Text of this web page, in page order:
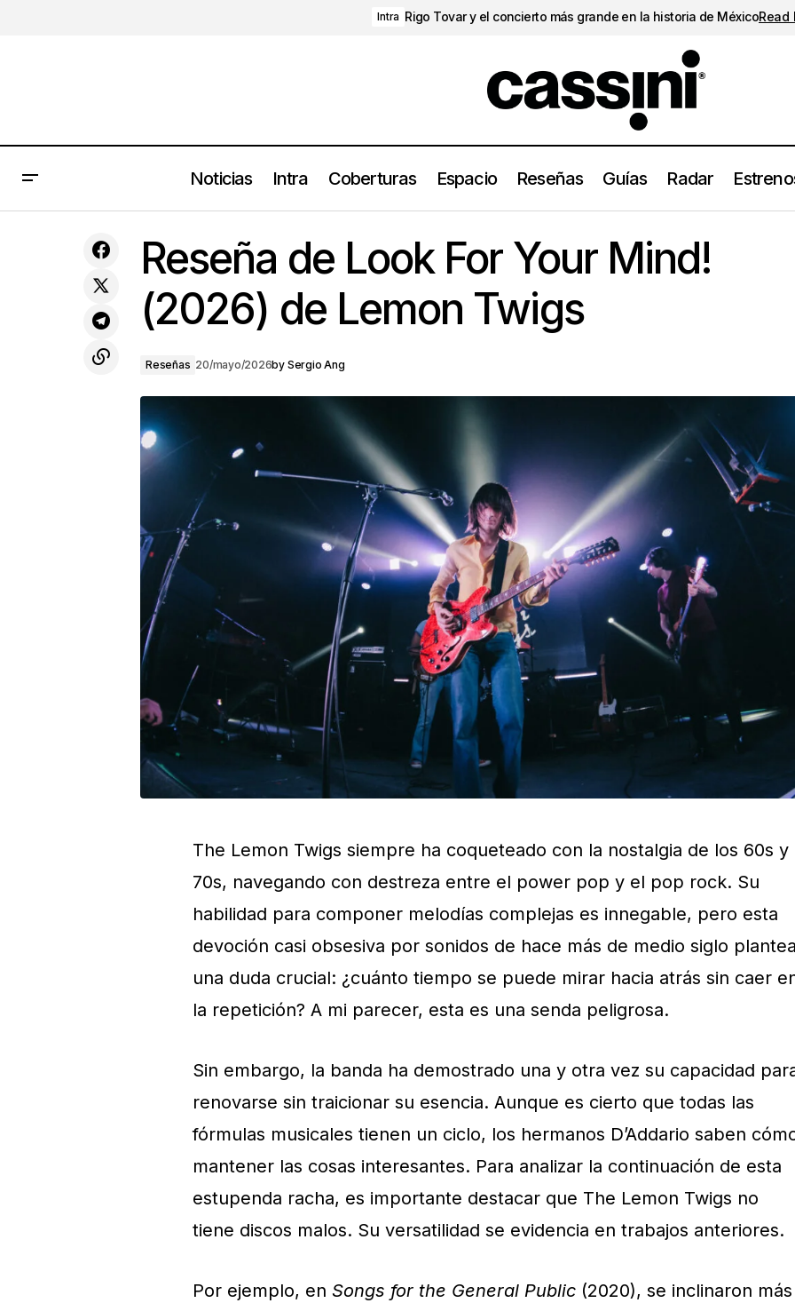
Intra Rigo Tovar y el concierto más grande en la historia de MéxicoRead
Noticias Intra Coberturas Espacio Reseñas Guías Radar
álbum con el sencillo 'Hexagons'
Reseña de Look For Your Mind! (2026) de Lemon Twigs
Reseña de Look For Your Mind!
(2026) de Lemon Twigs
Reseñas 20/mayo/2026by Sergio Ang
The Lemon Twigs siempre ha coqueteado con la nostalgia de los 60s y
70s, navegando con destreza entre el power pop y el pop rock. Su
habilidad para componer melodías complejas es innegable, pero esta
devoción casi obsesiva por sonidos de hace más de medio siglo
una duda crucial: ¿cuánto tiempo se puede mirar hacia atrás sin caer
la repetición? A mi parecer, esta es una senda peligrosa.
Sin embargo, la banda ha demostrado una y otra vez su capacidad
renovarse sin traicionar su esencia. Aunque es cierto que todas las
fórmulas musicales tienen un ciclo, los hermanos D’Addario saben
mantener las cosas interesantes. Para analizar la continuación de esta
estupenda racha, es importante destacar que The Lemon Twigs no
tiene discos malos. Su versatilidad se evidencia en trabajos anteriores.
Por ejemplo, en Songs for the General Public (2020), se inclinaron más